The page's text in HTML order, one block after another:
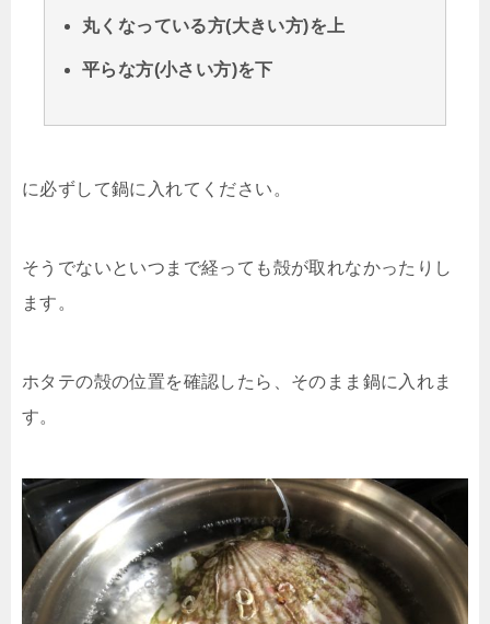
丸くなっている方(大きい方)を上
平らな方(小さい方)を下
に必ずして鍋に入れてください。
そうでないといつまで経っても殻が取れなかったりし
ます。
ホタテの殻の位置を確認したら、そのまま鍋に入れま
す。